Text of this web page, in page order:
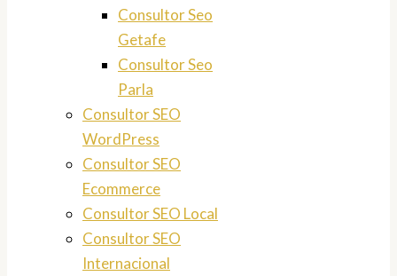
Consultor Seo
Getafe
Consultor Seo
Parla
Consultor SEO
WordPress
Consultor SEO
Ecommerce
Consultor SEO Local
Consultor SEO
Internacional